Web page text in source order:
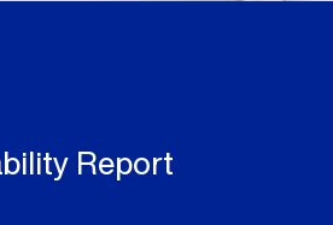
Report